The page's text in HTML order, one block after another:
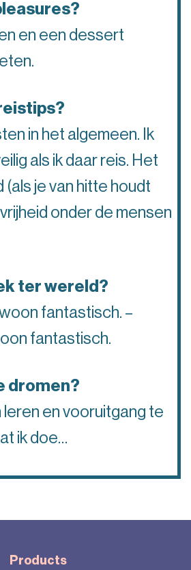
en een dessert
in het algemeen. Ik
als ik daar reis. Het
(als je van hitte houdt
onder de mensen
ter wereld?
fantastisch. –
fantastisch.
dromen?
leren en vooruitgang te
ik doe…
Products